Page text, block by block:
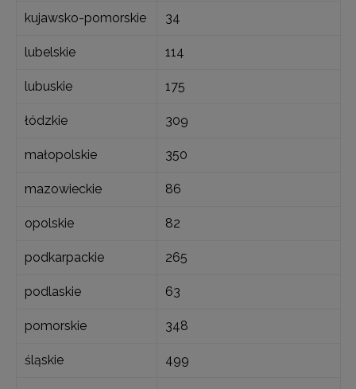
kujawsko-pomorskie 34
lubelskie 114
lubuskie 175
łódzkie 309
małopolskie 350
mazowieckie 86
opolskie 82
podkarpackie 265
podlaskie 63
pomorskie 348
śląskie 499